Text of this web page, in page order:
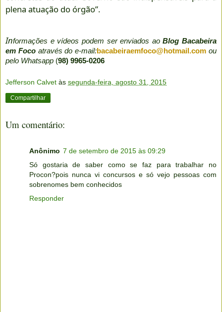
plena atuação do órgão”.
Informações e vídeos podem ser enviados aoBlog Bacabeira
em Focoatravés do e-mail:bacabeiraemfoco@hotmail.com ou
pelo Whatsapp (98) 9965-0206
Jefferson Calvet às segunda-feira, agosto 31, 2015
Compartilhar
Um comentário:
Anônimo 7 de setembro de 2015 às 09:29
Só gostaria de saber como se faz para trabalhar no
Procon?pois nunca vi concursos e só vejo pessoas com
sobrenomes bem conhecidos
Responder